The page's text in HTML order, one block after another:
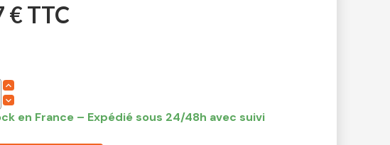
€ TTC
en France – Expédié sous 24/48h avec suivi